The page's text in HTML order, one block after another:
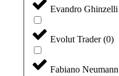
Evandro Ghinzelli
Evolut Trader(0)
Fabiano Neumann